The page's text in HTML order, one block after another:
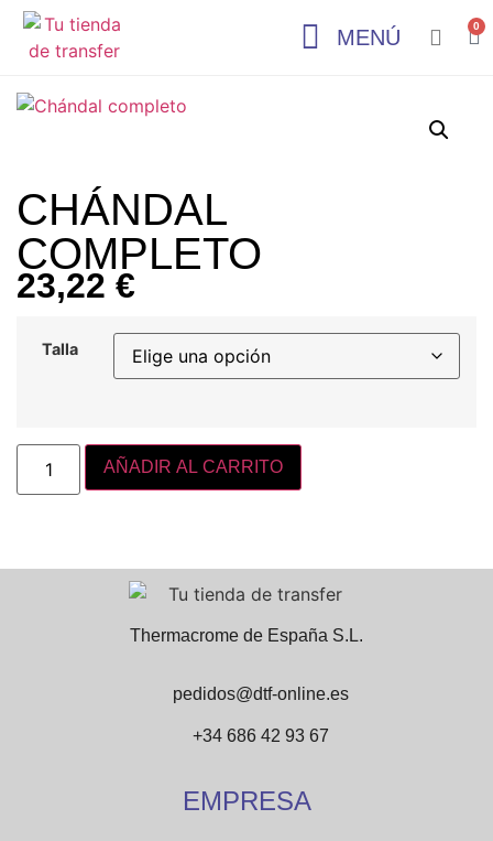
MENÚ 0
CHÁNDAL
COMPLETO
23,22 €
Talla
AÑADIR AL CARRITO
Thermacrome de España S.L.
pedidos@dtf-online.es
+34 686 42 93 67
EMPRESA